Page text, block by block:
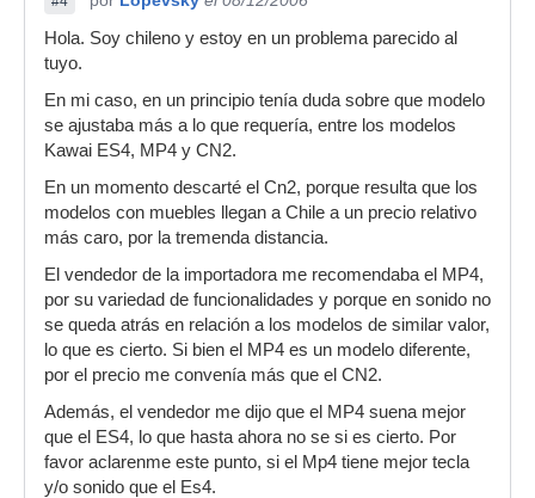
Hola. Soy chileno y estoy en un problema parecido al
tuyo.
En mi caso, en un principio tenía duda sobre que modelo
se ajustaba más a lo que requería, entre los modelos
Kawai ES4, MP4 y CN2.
En un momento descarté el Cn2, porque resulta que los
modelos con muebles llegan a Chile a un precio relativo
más caro, por la tremenda distancia.
El vendedor de la importadora me recomendaba el MP4,
por su variedad de funcionalidades y porque en sonido no
se queda atrás en relación a los modelos de similar valor,
lo que es cierto. Si bien el MP4 es un modelo diferente,
por el precio me convenía más que el CN2.
Además, el vendedor me dijo que el MP4 suena mejor
que el ES4, lo que hasta ahora no se si es cierto. Por
favor aclarenme este punto, si el Mp4 tiene mejor tecla
y/o sonido que el Es4.